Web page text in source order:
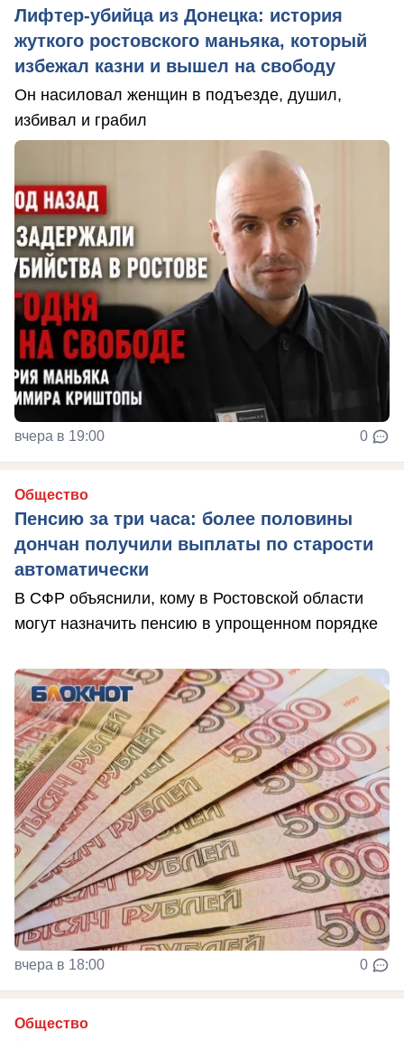
Лифтер-убийца из Донецка: история
жуткого ростовского маньяка, который
избежал казни и вышел на свободу
Он насиловал женщин в подъезде, душил,
избивал и грабил
вчера в 19:00 0
Общество
Пенсию за три часа: более половины
дончан получили выплаты по старости
автоматически
В СФР объяснили, кому в Ростовской области
могут назначить пенсию в упрощенном порядке
вчера в 18:00 0
Общество